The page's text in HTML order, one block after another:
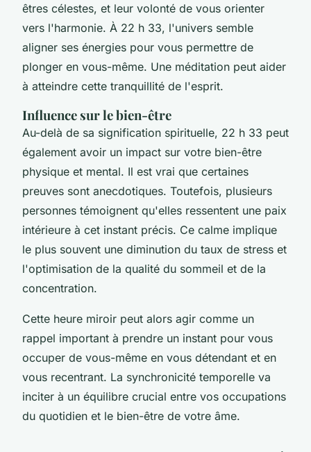
êtres célestes, et leur volonté de vous orienter
vers l'harmonie. À 22 h 33, l'univers semble
aligner ses énergies pour vous permettre de
plonger en vous-même. Une méditation peut aider
à atteindre cette tranquillité de l'esprit.
Influence sur le bien-être
Au-delà de sa signification spirituelle, 22 h 33 peut
également avoir un impact sur votre bien-être
physique et mental. Il est vrai que certaines
preuves sont anecdotiques. Toutefois, plusieurs
personnes témoignent qu'elles ressentent une paix
intérieure à cet instant précis. Ce calme implique
le plus souvent une diminution du taux de stress et
l'optimisation de la qualité du sommeil et de la
concentration.
Cette heure miroir peut alors agir comme un
rappel important à prendre un instant pour vous
occuper de vous-même en vous détendant et en
vous recentrant. La synchronicité temporelle va
inciter à un équilibre crucial entre vos occupations
du quotidien et le bien-être de votre âme.